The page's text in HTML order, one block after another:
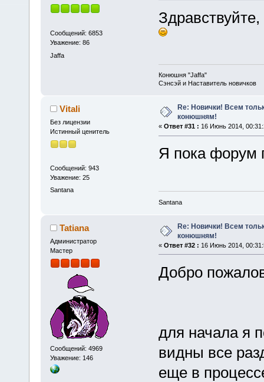
Сообщений: 6853
Уважение: 86
Jaffa
Конюшня "Jaffa"
Сэнсэй и Наставитель новичков
Vitali
Без лицензии
Истинный ценитель
Сообщений: 943
Уважение: 25
Santana
Re: Новички! Всем
конюшням!
« Ответ #31 : 16 Июнь 2014,
Я пока форум
Santana
Tatiana
Администратор
Мастер
Сообщений: 4969
Уважение: 146
Re: Новички! Всем
конюшням!
« Ответ #32 : 16 Июнь 2014,
Добро
для начала я
видны все
еще в